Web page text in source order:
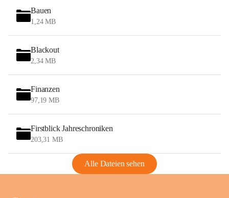
Bauen
1,24 MB
Blackout
2,34 MB
Finanzen
97,19 MB
Firstblick Jahreschroniken
203,31 MB
Alle Dateien sehen